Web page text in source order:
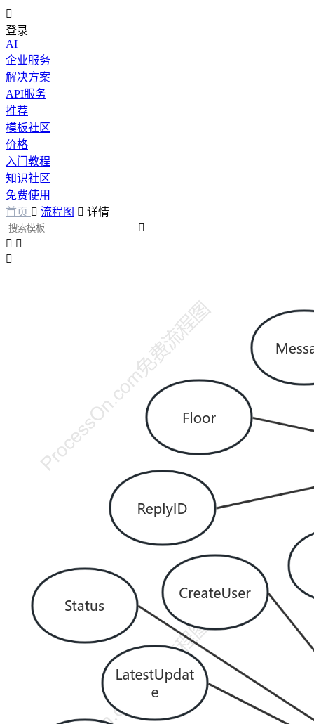

登录
AI
企业服务
解决方案
API服务
推荐
模板社区
价格
入门教程
知识社区
免费使用
首页  流程图  详情

 
